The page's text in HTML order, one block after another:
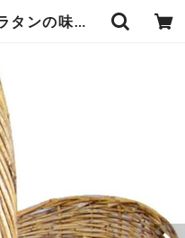
天然素材の皮つきラタンの味わいが素敵な ボートバスケット Lサイズ 41×30×高さ33cm ワンハンドル型でもちやすくピクニックに持っていきたくなるような形 エンヴェールヘルック(R) | エンジュール